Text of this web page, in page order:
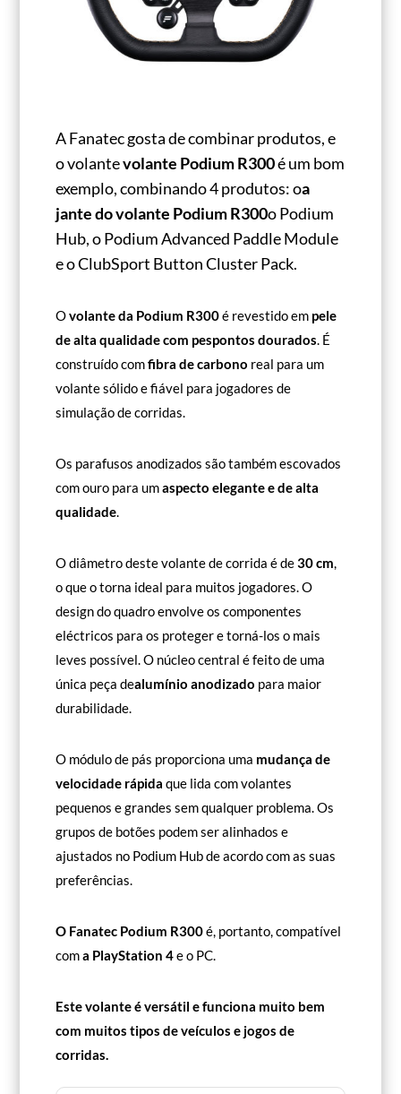
A Fanatec gosta de combinar produtos, e
o volantevolante Podium R300é um bom
exemplo, combinando 4 produtos: oa
jante do volante Podium R300o Podium
Hub, o Podium Advanced Paddle Module
e o ClubSport Button Cluster Pack.
Ovolante da Podium R300é revestido em pele
de alta qualidade com pespontos dourados. É
construído comfibra de carbono real para um
volante sólido e fiável para jogadores de
simulação de corridas.
Os parafusos anodizados são também escovados
com ouro para umaspecto elegante e de alta
qualidade.
O diâmetro deste volante de corrida é de30 cm,
o que o torna ideal para muitos jogadores. O
design do quadro envolve os componentes
eléctricos para os proteger e torná-los o mais
leves possível. O núcleo central é feito de uma
única peça dealumínio anodizado para maior
durabilidade.
O módulo de pás proporciona uma mudança de
velocidade rápida que lida com volantes
pequenos e grandes sem qualquer problema. Os
grupos de botões podem ser alinhados e
ajustados no Podium Hub de acordo com as suas
preferências.
O Fanatec Podium R300é, portanto, compatível
coma PlayStation 4e o PC.
Este volante é versátil e funciona muito bem
com muitos tipos de veículos e jogos de
corridas.